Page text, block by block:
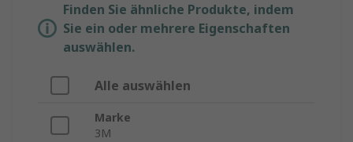
Finden Sie ähnliche Produkte, indem
Sie ein oder mehrere Eigenschaften
auswählen.
Alle auswählen
Marke
3M